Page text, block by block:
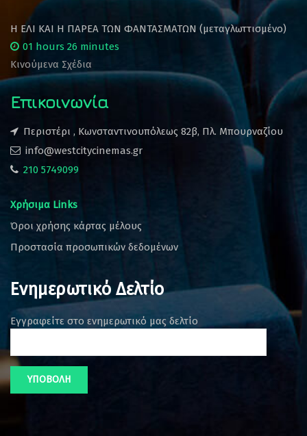
Η ΕΛΙ ΚΑΙ Η ΠΑΡΕΑ ΤΩΝ ΦΑΝΤΑΣΜΑΤΩΝ (μεταγλωττισμένο)
01 hours 26 minutes
Κινούμενα Σχέδια
Επικοινωνία
Περιστέρι , Κωνσταντινουπόλεως 82β, Πλ. Μπουρναζίου
info@westcitycinemas.gr
210 5749099
Χρήσιμα Links
Όροι χρήσης κάρτας μέλους
Προστασία προσωπικών δεδομένων
Ενημερωτικό Δελτίο
Εγγραφείτε στο ενημερωτικό μας δελτίο